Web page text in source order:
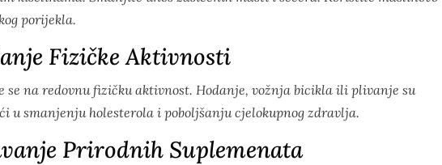
porijekla.
Fizičke Aktivnosti
se na redovnu fizičku aktivnost. Hodanje, vožnja bicikla ili plivanje su
u smanjenju holesterola i poboljšanju cjelokupnog zdravlja.
Prirodnih Suplemenata